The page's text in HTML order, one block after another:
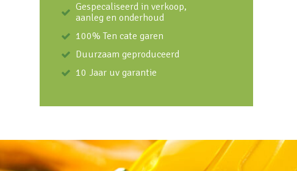
Gespecaliseerd in verkoop,
aanleg en onderhoud
100% Ten cate garen
Duurzaam geproduceerd
10 Jaar uv garantie